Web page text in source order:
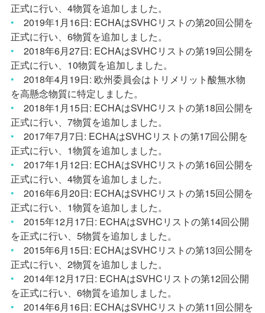
正式に行い、 4物質を追加しました。
•
2019年1 月16日: ECHAはSVHCリストの第20回公開を
正式に行い、 6物質を追加しました。
• 2018年6月27日: ECHAはSVHCリストの第19回公開を
正式に行い、 10物質を追加しました。
• 2018年4月19日: 欧州委員会はトリメリット酸無水物
を高懸念物質に特定しました。
• 2018年1 月15日: ECHAはSVHCリストの第18回公開を
正式に行い、 7物質を追加しました。
•
2017年7月7日: ECHAはSVHCリストの第17回公開を
正式に行い、 1物質を追加しました。
•
2017年1 月12日: ECHAはSVHCリストの第16回公開を
正式に行い、 4物質を追加しました。
• 2016年6月20日: ECHAはSVHCリストの第15回公開を
正式に行い、 1物質を追加しました。
•
2015年12月17日: ECHAはSVHCリストの第14回公開
を正式に行い、 5物質を追加しました。
•
2015年6月15日: ECHAはSVHCリストの第13回公開を
正式に行い、 2物質を追加しました。
•
2014年12月17日: ECHAはSVHCリストの第12回公開
を正式に行い、 6物質を追加しました。
• 2014年6月16日: ECHAはSVHCリストの第11回公開を